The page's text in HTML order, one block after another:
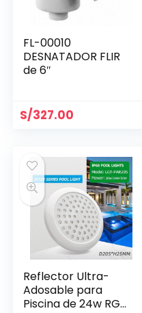
FL-00010
DESNATADOR FLIR
de 6″
S/327.00
Reflector Ultra-
Adosable para
Piscina de 24w RGB